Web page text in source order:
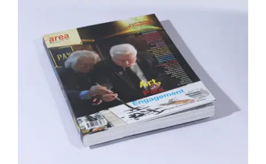
Area Revue n°32/33 – Art, Paix,
Engagement